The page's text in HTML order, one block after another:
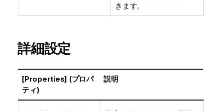
きます。
詳細設定
[Properties] (プロパ
ティ)
説明